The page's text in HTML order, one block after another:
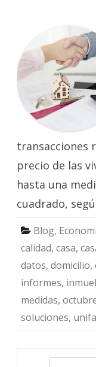
compra
de
transacciones
precio de las
hasta una
cuadrado,
Blog,
calidad, casa,
datos, domicilio,
informes,
medidas,
soluciones,